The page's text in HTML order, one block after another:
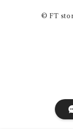
© FT